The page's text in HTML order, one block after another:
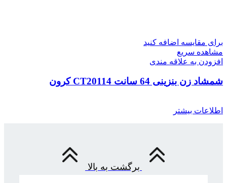
برای مقایسه اضافه کنید
مشاهده سریع
افزودن به علاقه مندی
شمشاد زن بنزینی 64 سانت CT20114 کرون
اطلاعات بیشتر
برگشت به بالا